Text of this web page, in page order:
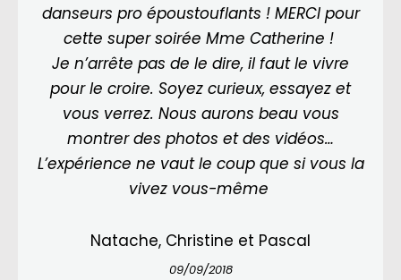
danseurs pro époustouflants ! MERCI pour
cette super soirée Mme Catherine !
Je n’arrête pas de le dire, il faut le vivre
pour le croire. Soyez curieux, essayez et
vous verrez. Nous aurons beau vous
montrer des photos et des vidéos…
L’expérience ne vaut le coup que si vous la
vivez vous-même
Natache, Christine et Pascal
09/09/2018